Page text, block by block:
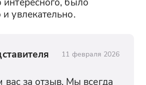
увлекательно.
11 февраля 2026
вас за отзыв. Мы всегда